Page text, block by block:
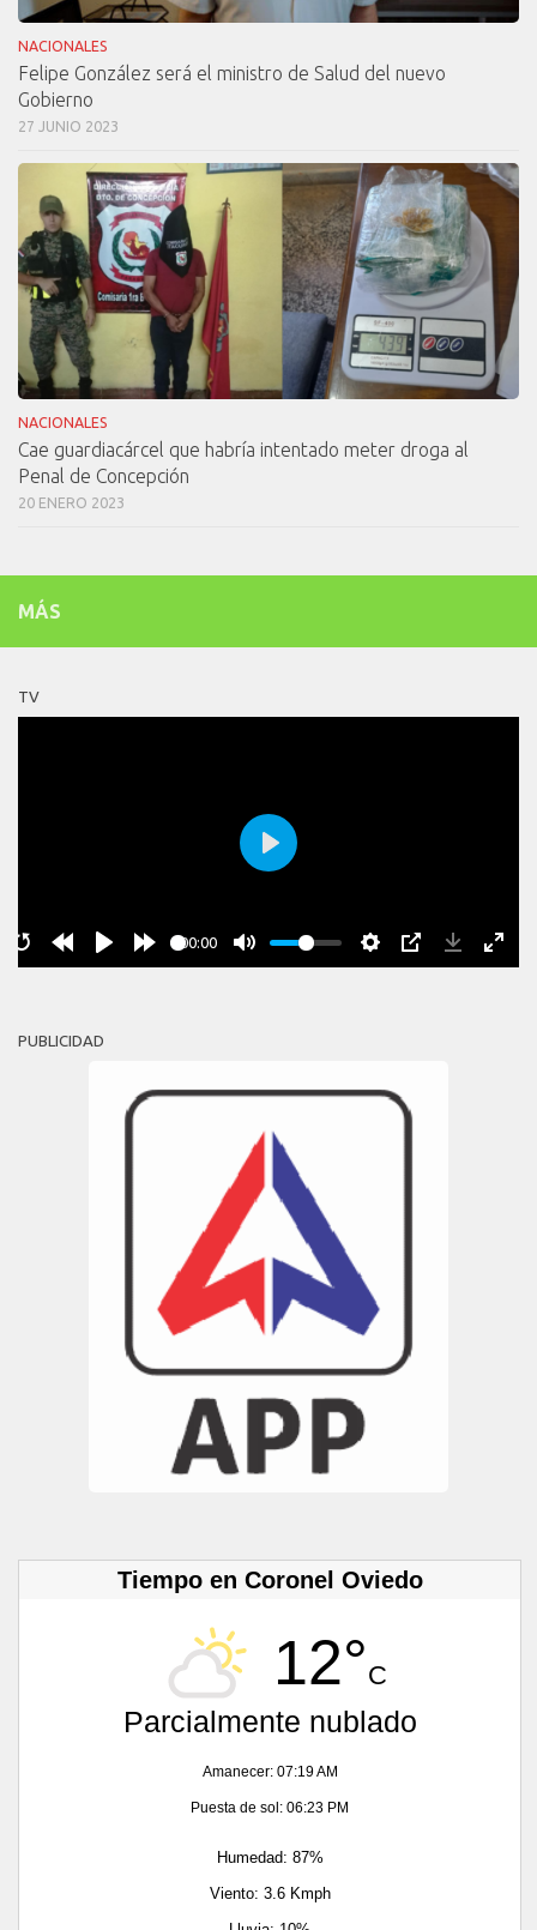
NACIONALES
Felipe González será el ministro de Salud del nuevo
Gobierno
27 JUNIO 2023
NACIONALES
Cae guardiacárcel que habría intentado meter droga al
Penal de Concepción
20 ENERO 2023
MÁS
TV
00:00
Play
PUBLICIDAD
Tiempo en Coronel Oviedo
12°C
Parcialmente nublado
Amanecer: 07:19 AM
Puesta de sol: 06:23 PM
Humedad: 87%
Viento: 3.6 Kmph